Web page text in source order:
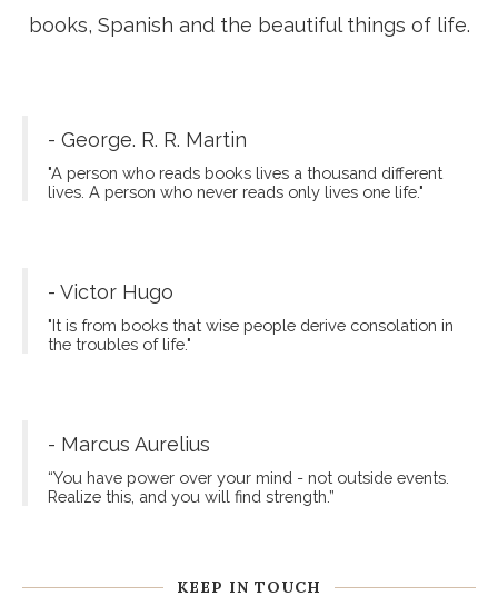
books, Spanish and the beautiful things of life.
- George. R. R. Martin
"A person who reads books lives a thousand different
lives. A person who never reads only lives one life."
- Victor Hugo
"It is from books that wise people derive consolation in
the troubles of life."
- Marcus Aurelius
“You have power over your mind - not outside events.
Realize this, and you will find strength.”
KEEP IN TOUCH